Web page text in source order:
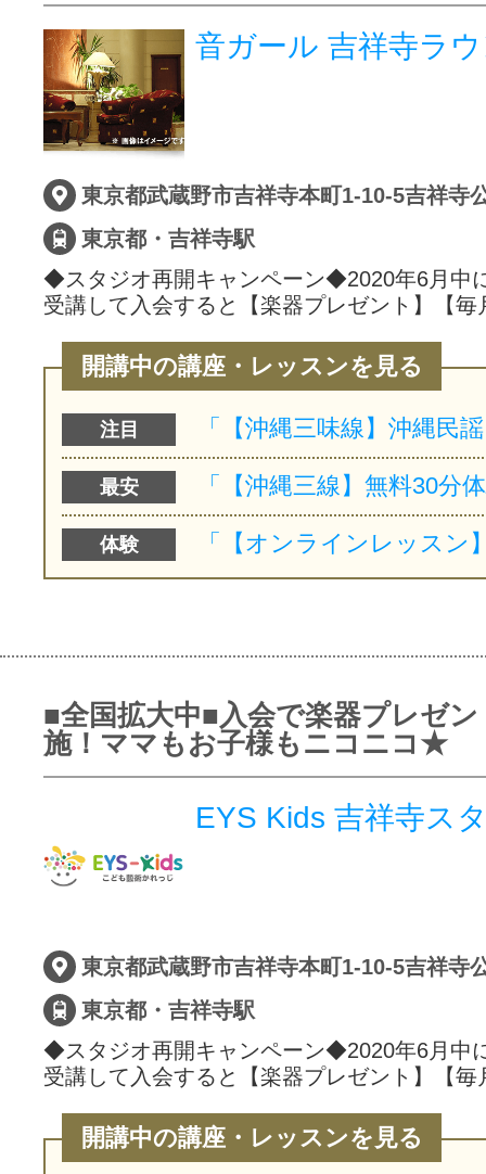
音ガール 吉祥寺ラ
東京都武蔵野市吉祥寺本町1-10-5吉祥寺
東京都・吉祥寺駅
◆スタジオ再開キャンペーン◆2020年6月中
受講して入会すると【楽器プレゼント】【
開講中の講座・レッスンを見る
注目
最安
体験
■全国拡大中■入会で楽器プレゼン
施！ママもお子様もニコニコ★
EYS Kids 吉祥寺ス
東京都武蔵野市吉祥寺本町1-10-5吉祥寺
東京都・吉祥寺駅
◆スタジオ再開キャンペーン◆2020年6月中
受講して入会すると【楽器プレゼント】【
開講中の講座・レッスンを見る